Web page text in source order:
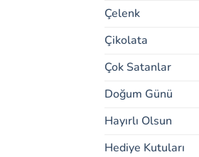
Çelenk
Çikolata
Çok Satanlar
Doğum Günü
Hayırlı Olsun
Hediye Kutuları